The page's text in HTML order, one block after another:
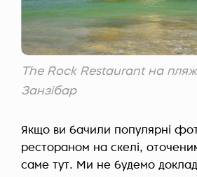
The Rock Restaurant на
Занзібар
Якщо ви бачили популярні
рестораном на скелі,
саме тут. Ми не будемо